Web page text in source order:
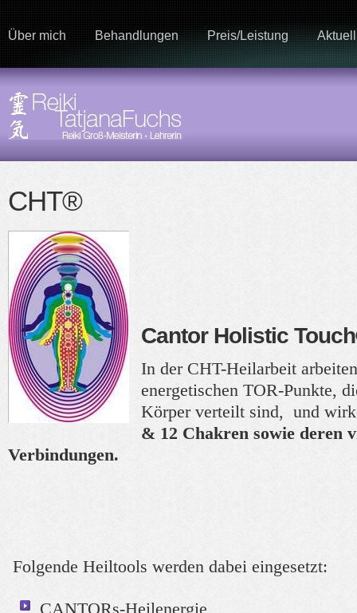
Über mich Behandlungen Preis/Leistung Aktuell
CHT®
Cantor Holistic Touch
In der CHT-Heilarbeit
energetischen TOR-Punkte,
Körper verteilt sind, und
& 12 Chakren sowie deren
Verbindungen.
Folgende Heiltools werden dabei eingesetzt:
CANTORs-Heilenergie